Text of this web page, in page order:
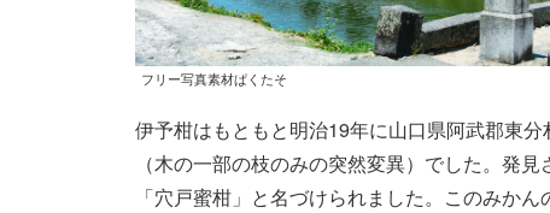
フリー写真素材ぱくたそ
伊予柑はもともと明治19年に山口県阿武郡東
（木の一部の枝のみの突然変異）でした。発
「穴戸蜜柑」と名づけられました。このみか